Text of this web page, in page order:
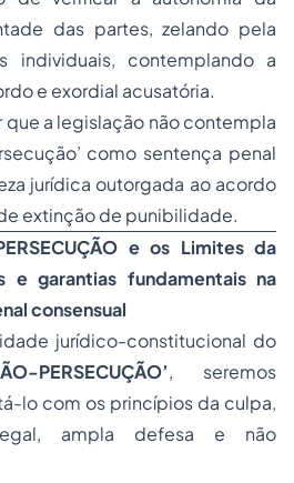
das partes, zelando pela
individuais, contemplando a
e exordial acusatória.
que a legislação não contempla
como sentença penal
jurídica outorgada ao acordo
extinção de punibilidade.
e os Limites da
e garantias fundamentais na
consensual
jurídico-constitucional do
, seremos
lo com os princípios da culpa,
ampla defesa e não